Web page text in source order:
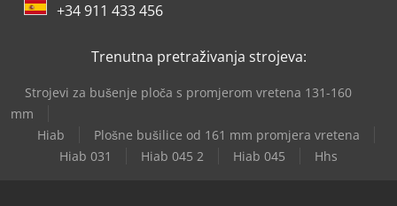
+34 911 433 456
Trenutna pretraživanja strojeva:
Strojevi za bušenje ploča s promjerom vretena 131-160
mm
Hiab
Plošne bušilice od 161 mm promjera vretena
Hiab 031
Hiab 045 2 Hiab 045 Hhs